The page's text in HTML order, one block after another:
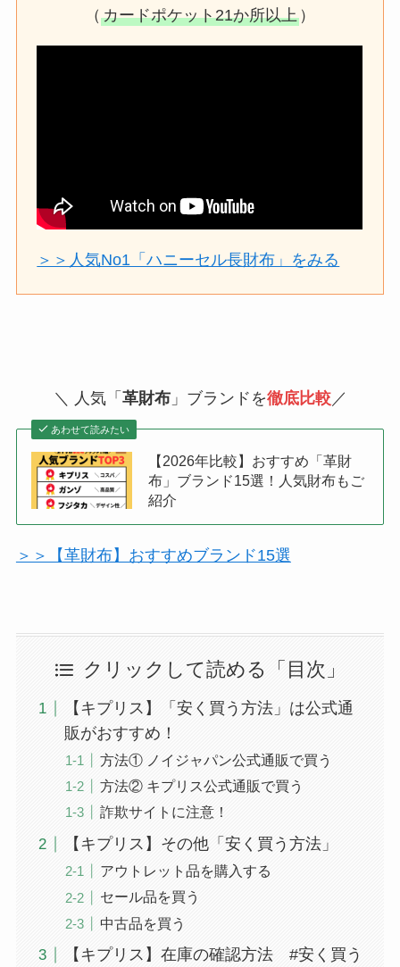
（ カードポケット21か所以上 ）
＞＞人気No1「ハニーセル長財布」をみる
＼ 人気「 革財布」ブランドを徹底比較／
あわせて読みたい
【2026年比較】おすすめ「革財
布」ブランド15選！人気財布もご
紹介
＞＞【革財布】おすすめブランド15選
クリックして読める「目次」
【キプリス】「安く買う方法」は公式通
販がおすすめ！
方法① ノイジャパン公式通販で買う
方法② キプリス公式通販で買う
詐欺サイトに注意！
【キプリス】その他「安く買う方法」
アウトレット品を購入する
セール品を買う
中古品を買う
【キプリス】在庫の確認方法 #安く買う